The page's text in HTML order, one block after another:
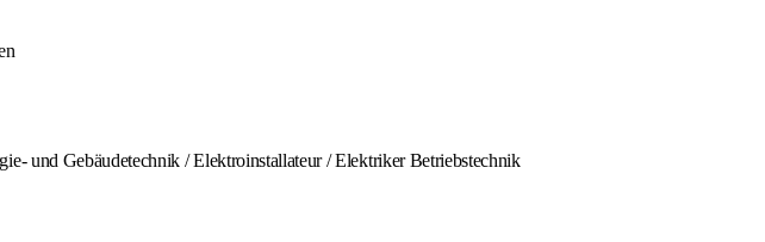
und Gebäudetechnik / Elektroinstallateur / Elektriker Betriebstechnik